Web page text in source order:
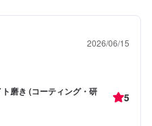
2026/06/15
磨き (コーティング・研
5